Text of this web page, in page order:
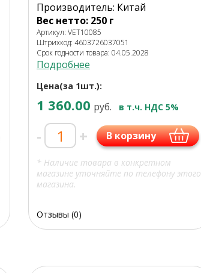
Производитель: Китай
Вес нетто: 250 г
Артикул: VET10085
Штрихкод: 4603726037051
Срок годности товара: 04.05.2028
Подробнее
Цена(за 1шт.):
1 360.00 руб. в т.ч. НДС 5%
- + В корзину
* Наличие товара в конкретном
магазине уточняйте по телефону этого
магазина.
Отзывы (0)